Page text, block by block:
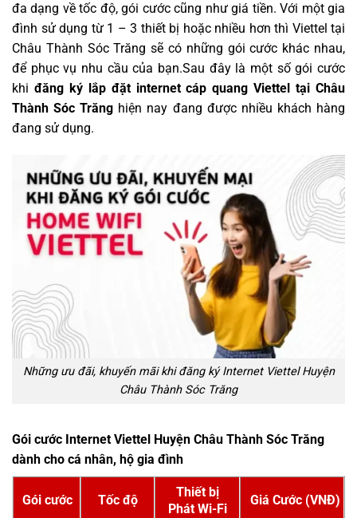
đa dạng về tốc độ, gói cước cũng như giá tiền. Với một gia
đình sử dụng từ 1 – 3 thiết bị hoặc nhiều hơn thì Viettel tại
Châu Thành Sóc Trăng sẽ có những gói cước khác nhau,
để phục vụ nhu cầu của bạn.Sau đây là một số gói cước
khi đăng ký lắp đặt internet cáp quang Viettel tại Châu
Thành Sóc Trăng hiện nay đang được nhiều khách hàng
đang sử dụng.
Những ưu đãi, khuyến mãi khi đăng ký Internet Viettel Huyện
Châu Thành Sóc Trăng
Gói cước Internet Viettel Huyện Châu Thành Sóc Trăng
dành cho cá nhân, hộ gia đình
Gói cước Tốc độ
Thiết bị
Phát Wi-Fi
Giá Cước (VNĐ)